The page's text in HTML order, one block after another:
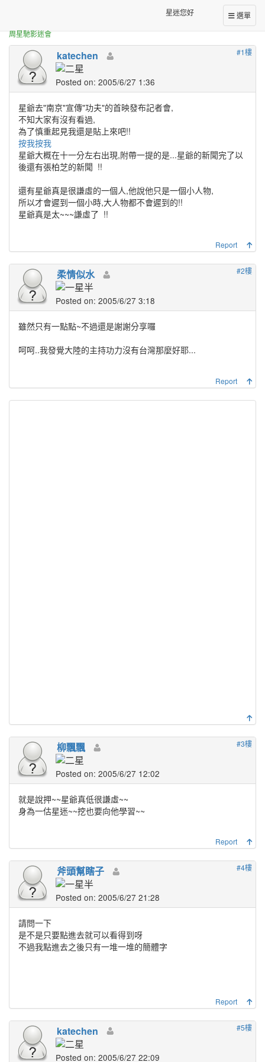
選單
星迷您好
周星馳影迷會
星爺的視頻^^"20050607
#1樓
katechen
Posted on: 2005/6/27 1:36
星爺去"南京"宣傳"功夫"的首映發布記者會,
不知大家有沒有看過,
為了慎重起見我還是貼上來吧!!
按我按我
星爺大概在十一分左右出現,附帶一提的是...星爺的新聞完了以
後還有張柏芝的新聞 !!
還有星爺真是很謙虛的一個人,他說他只是一個小人物,
所以才會遲到一個小時,大人物都不會遲到的!!
星爺真是太~~~謙虛了 !!
Report
#2樓
柔情似水
Posted on: 2005/6/27 3:18
雖然只有一點點~不過還是謝謝分享囉
呵呵..我發覺大陸的主持功力沒有台灣那麼好耶...
Report
#3樓
柳飄飄
Posted on: 2005/6/27 12:02
就是說押~~星爺真低很謙虛~~
身為一估星迷~~挖也要向他學習~~
Report
#4樓
斧頭幫瞎子
Posted on: 2005/6/27 21:28
請問一下
是不是只要點進去就可以看得到呀
不過我點進去之後只有一堆一堆的簡體字
Report
#5樓
katechen
Posted on: 2005/6/27 22:09